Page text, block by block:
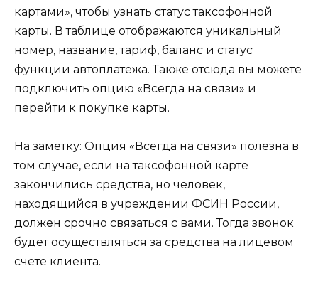
картами», чтобы узнать статус таксофонной
карты. В таблице отображаются уникальный
номер, название, тариф, баланс и статус
функции автоплатежа. Также отсюда вы можете
подключить опцию «Всегда на связи» и
перейти к покупке карты.
На заметку: Опция «Всегда на связи» полезна в
том случае, если на таксофонной карте
закончились средства, но человек,
находящийся в учреждении ФСИН России,
должен срочно связаться с вами. Тогда звонок
будет осуществляться за средства на лицевом
счете клиента.